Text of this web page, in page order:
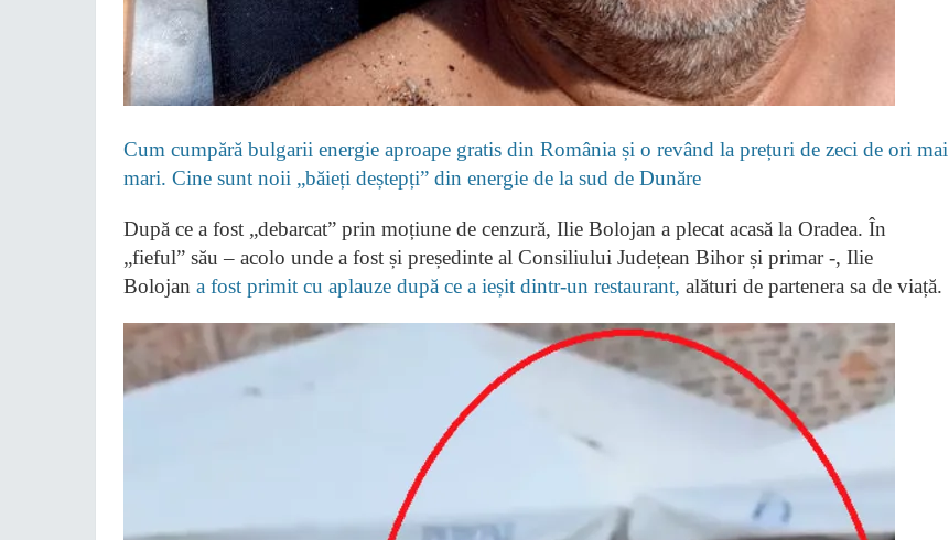
Cum cumpără bulgarii energie aproape gratis din România și o revând la prețuri de zeci de ori mai
mari. Cine sunt noii „băieți deștepți” din energie de la sud de Dunăre
După ce a fost „debarcat” prin moțiune de cenzură, Ilie Bolojan a plecat acasă la Oradea. În
„fieful” său – acolo unde a fost și președinte al Consiliului Județean Bihor și primar -, Ilie
Bolojan a fost primit cu aplauze după ce a ieșit dintr-un restaurant, alături de partenera sa de viață.